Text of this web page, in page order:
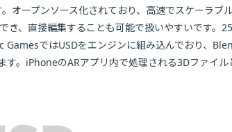
オープンソース化されており、高速でスケーラブ
き、直接編集することも可能で扱いやすいです。
ではUSDをエンジンに組み込んでおり、
。iPhoneのARアプリ内で処理される3Dファイル